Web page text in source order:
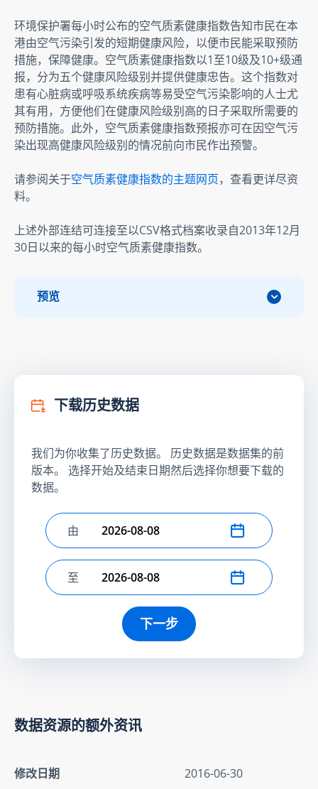
环境保护署每小时公布的空气质素健康指数告知市民在本
港由空气污染引发的短期健康风险，以便市民能采取预防
措施，保障健康。空气质素健康指数以1至10级及10+级通
报，分为五个健康风险级别并提供健康忠告。这个指数对
患有心脏病或呼吸系统疾病等易受空气污染影响的人士尤
其有用，方便他们在健康风险级别高的日子采取所需要的
预防措施。此外，空气质素健康指数预报亦可在因空气污
染出现高健康风险级别的情况前向市民作出预警。
请参阅关于空气质素健康指数的主题网页，查看更详尽资
料。
上述外部连结可连接至以CSV格式档案收录自2013年12月
30日以来的每小时空气质素健康指数。
预览
下载历史数据
我们为你收集了历史数据。 历史数据是数据集的前
版本。 选择开始及结束日期然后选择你想要下载的
数据。
选择开始日期
由
选择结束日期
至
下一步
数据资源的额外资讯
修改日期
2016-06-30